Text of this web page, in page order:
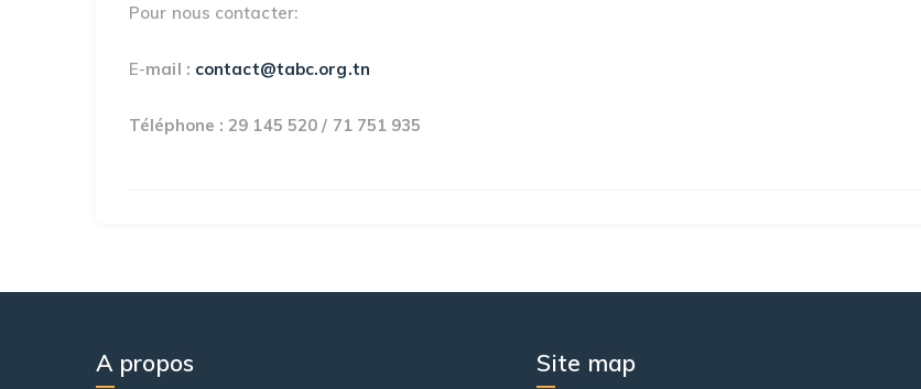
Pour nous contacter:
E-mail : contact@tabc.org.tn
Téléphone : 29 145 520 / 71 751 935
A propos Site map